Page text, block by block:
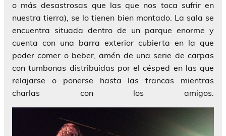
o más desastrosas que las que nos toca sufrir en
nuestra tierra), se lo tienen bien montado. La sala se
encuentra situada dentro de un parque enorme y
cuenta con una barra exterior cubierta en la que
poder comer o beber, amén de una serie de carpas
con tumbonas distribuidas por el césped en las que
relajarse o ponerse hasta las trancas mientras
charlas con los amigos.